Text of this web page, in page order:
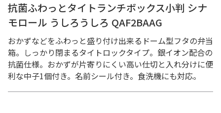
抗菌ふわっとタイトランチボックス小判 シナ
モロール うしろうしろ QAF2BAAG
おかずなどをふわっと盛り付け出来るドーム型フタの弁当
箱。しっかり閉まるタイトロックタイプ。銀イオン配合の
抗菌仕様。おかずが片寄りにくい高い仕切と入れ分けに便
利な中子1個付き。名前シール付き。食洗機にも対応。